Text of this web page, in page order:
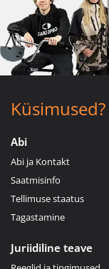
Küsimused?
Abi
Abi ja Kontakt
Saatmisinfo
Tellimuse staatus
Tagastamine
Juriidiline teave